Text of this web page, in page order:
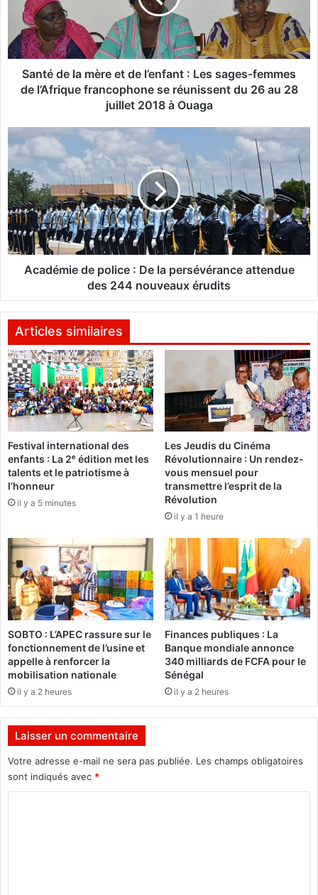
l
a
e
t
e
l
’
e
n
f
e
s
s
a
g
e
s
-
f
e
m
s
d
e
l
’
A
f
r
i
u
f
a
n
Santé de la mère et de l’enfant : Les sages-femmes
de l’Afrique francophone se réunissent du 26 au 28
juillet 2018 à Ouaga
A
c
d
é
m
i
e
d
o
l
c
e
:
D
e
l
a
p
e
r
s
v
é
a
n
c
a
t
e
d
e
d
e
s
Académie de police : De la persévérance attendue
des 244 nouveaux érudits
Articles similaires
Festival international des
enfants : La 2ᵉ édition met les
talents et le patriotisme à
l’honneur
il y a 5 minutes
Les Jeudis du Cinéma
Révolutionnaire : Un rendez-
vous mensuel pour
transmettre l’esprit de la
Révolution
il y a 1 heure
SOBTO : L’APEC rassure sur le
fonctionnement de l’usine et
appelle à renforcer la
mobilisation nationale
il y a 2 heures
Finances publiques : La
Banque mondiale annonce
340 milliards de FCFA pour le
Sénégal
il y a 2 heures
Laisser un commentaire
Votre adresse e-mail ne sera pas publiée. Les champs obligatoires
sont indiqués avec *